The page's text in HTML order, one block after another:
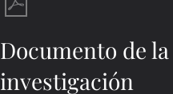
Documento de la
investigación